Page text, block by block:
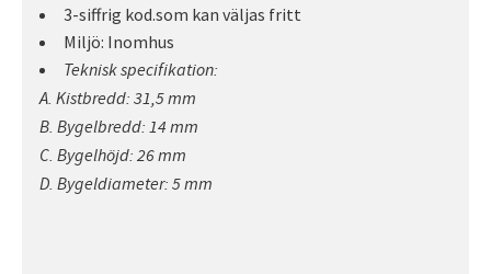
3-siffrig kod.som kan väljas fritt
Miljö: Inomhus
Teknisk specifikation:
A. Kistbredd: 31,5 mm
B. Bygelbredd: 14 mm
C. Bygelhöjd: 26 mm
D. Bygeldiameter: 5 mm